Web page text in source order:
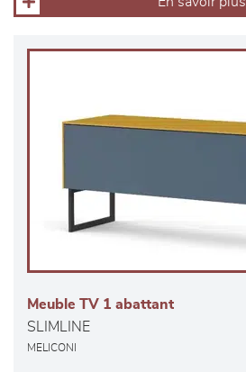
Meuble TV 1 abattant
SLIMLINE
MELICONI